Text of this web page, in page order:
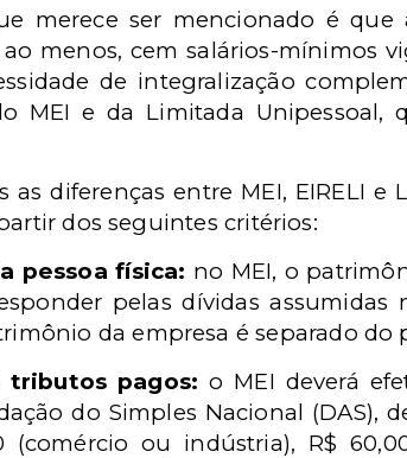
merece ser mencionado é que
menos, cem salários-mínimos
de integralização
MEI e da Limitada Unipessoal,
as diferenças entre MEI, EIRELI
dos seguintes critérios:
pessoa física: no MEI, o
pelas dívidas
da empresa é separado do
tributos pagos: o MEI deverá
do Simples Nacional (DAS),
(comércio ou indústria), R$